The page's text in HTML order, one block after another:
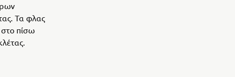
Τα φλας
πίσω